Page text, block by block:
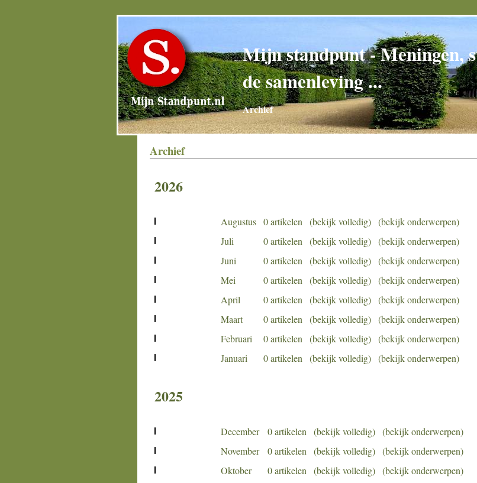
Mijn standpunt - Meningen,
de samenleving ...
Archief
Archief
2026
Augustus 0 artikelen (bekijk volledig) (bekijk onderwerpen)
Juli
0 artikelen (bekijk volledig) (bekijk onderwerpen)
Juni
0 artikelen (bekijk volledig) (bekijk onderwerpen)
Mei
0 artikelen (bekijk volledig) (bekijk onderwerpen)
April
0 artikelen (bekijk volledig) (bekijk onderwerpen)
Maart
0 artikelen (bekijk volledig) (bekijk onderwerpen)
Februari
0 artikelen (bekijk volledig) (bekijk onderwerpen)
Januari
0 artikelen (bekijk volledig) (bekijk onderwerpen)
2025
December 0 artikelen (bekijk volledig) (bekijk onderwerpen)
November
0 artikelen (bekijk volledig) (bekijk onderwerpen)
Oktober
0 artikelen (bekijk volledig) (bekijk onderwerpen)